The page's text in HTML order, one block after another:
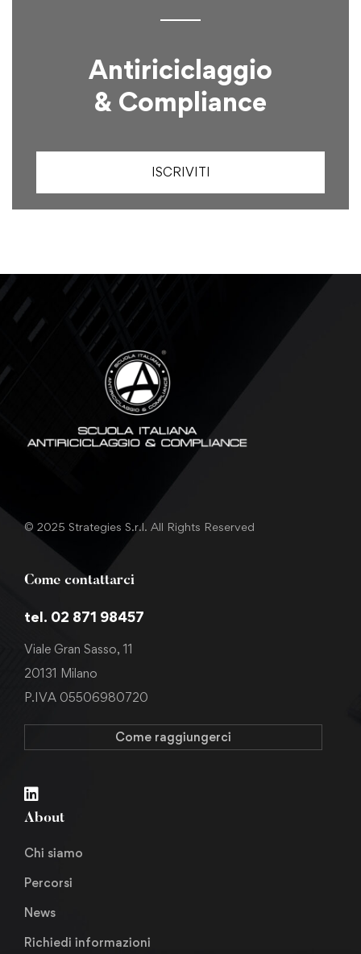
Antiriciclaggio
& Compliance
ISCRIVITI
© 2025 Strategies S.r.l. All Rights Reserved
Come contattarci
tel. 02 871 98457
Viale Gran Sasso, 11
20131 Milano
P.IVA 05506980720
Come raggiungerci
About
Chi siamo
Percorsi
News
Richiedi informazioni